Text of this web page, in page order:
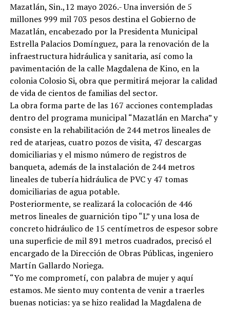
Mazatlán, Sin.,12 mayo 2026.- Una inversión de 5
millones 999 mil 703 pesos destina el Gobierno de
Mazatlán, encabezado por la Presidenta Municipal
Estrella Palacios Domínguez, para la renovación de la
infraestructura hidráulica y sanitaria, así como la
pavimentación de la calle Magdalena de Kino, en la
colonia Colosio Si, obra que permitirá mejorar la calidad
de vida de cientos de familias del sector.
La obra forma parte de las 167 acciones contempladas
dentro del programa municipal “Mazatlán en Marcha” y
consiste en la rehabilitación de 244 metros lineales de
red de atarjeas, cuatro pozos de visita, 47 descargas
domiciliarias y el mismo número de registros de
banqueta, además de la instalación de 244 metros
lineales de tubería hidráulica de PVC y 47 tomas
domiciliarias de agua potable.
Posteriormente, se realizará la colocación de 446
metros lineales de guarnición tipo “L” y una losa de
concreto hidráulico de 15 centímetros de espesor sobre
una superficie de mil 891 metros cuadrados, precisó el
encargado de la Dirección de Obras Públicas, ingeniero
Martín Gallardo Noriega.
“Yo me comprometí, con palabra de mujer y aquí
estamos. Me siento muy contenta de venir a traerles
buenas noticias: ya se hizo realidad la Magdalena de